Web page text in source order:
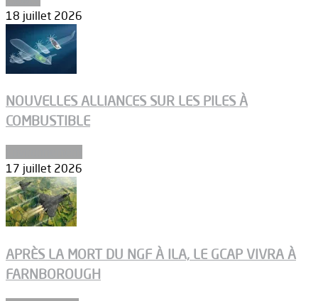
18 juillet 2026
NOUVELLES ALLIANCES SUR LES PILES À
COMBUSTIBLE
17 juillet 2026
APRÈS LA MORT DU NGF À ILA, LE GCAP VIVRA À
FARNBOROUGH